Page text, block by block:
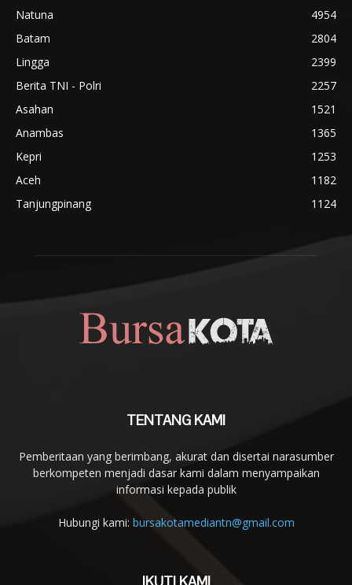
Natuna
4954
Batam
2804
Lingga
2399
Berita TNI - Polri
2257
Asahan
1521
Anambas
1365
Kepri
1253
Aceh
1182
Tanjungpinang
1124
TENTANG KAMI
Pemberitaan yang berimbang, akurat dan disertai narasumber
berkompeten menjadi dasar kami dalam menyampaikan
informasi kepada publik
Hubungi kami: bursakotamediantn@gmail.com
IKUTI KAMI